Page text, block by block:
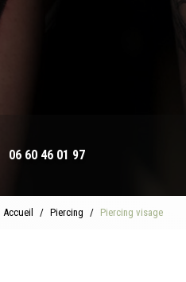
06 60 46 01 97
Accueil Piercing Piercing visage